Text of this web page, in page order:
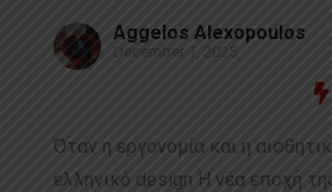
Aggelos Alexopoulos
December 1, 2025
Όταν η εργονομία και η
ελληνικό design Η νέα εποχή